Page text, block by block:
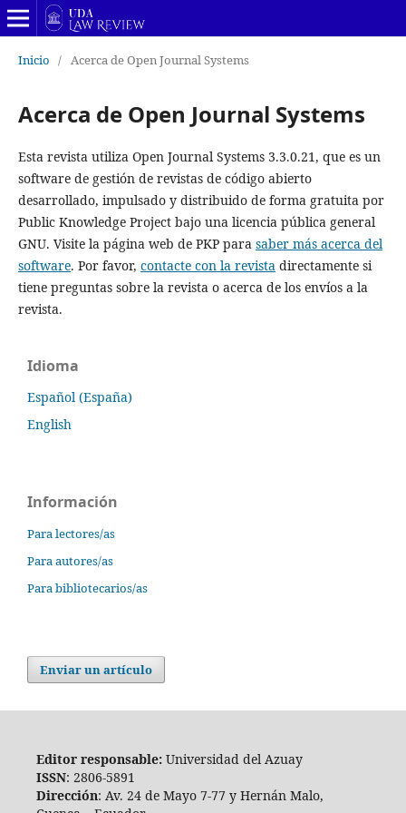
Inicio / Acerca de Open Journal Systems
Acerca de Open Journal Systems
Esta revista utiliza Open Journal Systems 3.3.0.21, que es un
software de gestión de revistas de código abierto
desarrollado, impulsado y distribuido de forma gratuita por
Public Knowledge Project bajo una licencia pública general
GNU. Visite la página web de PKP para saber más acerca del
software. Por favor, contacte con la revistadirectamente si
tiene preguntas sobre la revista o acerca de los envíos a la
revista.
Idioma
Español (España)
English
Información
Para lectores/as
Para autores/as
Para bibliotecarios/as
Enviar un artículo
Editor responsable:Universidad del Azuay
ISSN: 2806-5891
Dirección: Av. 24 de Mayo 7-77 y Hernán Malo,